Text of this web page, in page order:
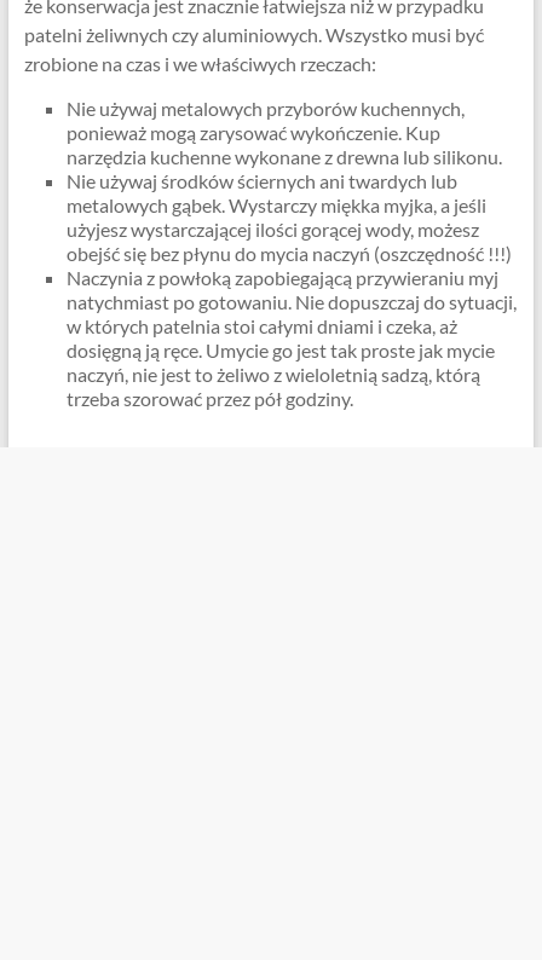
że konserwacja jest znacznie łatwiejsza niż w przypadku
patelni żeliwnych czy aluminiowych. Wszystko musi być
zrobione na czas i we właściwych rzeczach:
Nie używaj metalowych przyborów kuchennych,
ponieważ mogą zarysować wykończenie. Kup
narzędzia kuchenne wykonane z drewna lub silikonu.
Nie używaj środków ściernych ani twardych lub
metalowych gąbek. Wystarczy miękka myjka, a jeśli
użyjesz wystarczającej ilości gorącej wody, możesz
obejść się bez płynu do mycia naczyń (oszczędność !!!)
Naczynia z powłoką zapobiegającą przywieraniu myj
natychmiast po gotowaniu. Nie dopuszczaj do sytuacji,
w których patelnia stoi całymi dniami i czeka, aż
dosięgną ją ręce. Umycie go jest tak proste jak mycie
naczyń, nie jest to żeliwo z wieloletnią sadzą, którą
trzeba szorować przez pół godziny.